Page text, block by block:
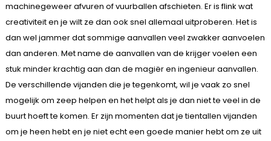
machinegeweer afvuren of vuurballen afschieten. Er is flink wat
creativiteit en je wilt ze dan ook snel allemaal uitproberen. Het is
dan wel jammer dat sommige aanvallen veel zwakker aanvoelen
dan anderen. Met name de aanvallen van de krijger voelen een
stuk minder krachtig aan dan de magiër en ingenieur aanvallen.
De verschillende vijanden die je tegenkomt, wil je vaak zo snel
mogelijk om zeep helpen en het helpt als je dan niet te veel in de
buurt hoeft te komen. Er zijn momenten dat je tientallen vijanden
om je heen hebt en je niet echt een goede manier hebt om ze uit